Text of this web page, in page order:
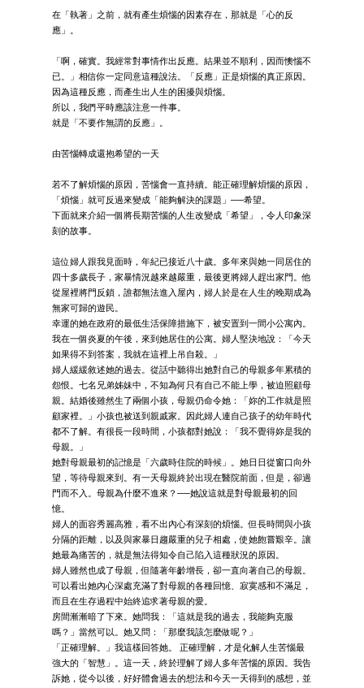
在「執著」之前，就有產生煩惱的因素存在，那就是「心的反
應」。
「啊，確實。我經常對事情作出反應。結果並不順利，因而懊惱不
已。」相信你一定同意這種說法。「反應」正是煩惱的真正原因。
因為這種反應，而產生出人生的困擾與煩惱。
所以，我們平時應該注意一件事。
就是「不要作無謂的反應」。
由苦惱轉成還抱希望的一天
若不了解煩惱的原因，苦惱會一直持續。能正確理解煩惱的原因，
「煩惱」就可反過來變成「能夠解決的課題」──希望。
下面就來介紹一個將長期苦惱的人生改變成「希望」，令人印象深
刻的故事。
這位婦人跟我見面時，年紀已接近八十歲。多年來與她一同居住的
四十多歲長子，家暴情況越來越嚴重，最後更將婦人趕出家門。他
從屋裡將門反鎖，誰都無法進入屋內，婦人於是在人生的晚期成為
無家可歸的遊民。
幸運的她在政府的最低生活保障措施下，被安置到一間小公寓內。
我在一個炎夏的午後，來到她居住的公寓。婦人堅決地說：「今天
如果得不到答案，我就在這裡上吊自殺。」
婦人緩緩敘述她的過去。從話中聽得出她對自己的母親多年累積的
怨恨。七名兄弟姊妹中，不知為何只有自己不能上學，被迫照顧母
親。結婚後雖然生了兩個小孩，母親仍命令她：「妳的工作就是照
顧家裡。」小孩也被送到親戚家。因此婦人連自己孩子的幼年時代
都不了解。有很長一段時間，小孩都對她說：「我不覺得妳是我的
母親。」
她對母親最初的記憶是「六歲時住院的時候」。她日日從窗口向外
望，等待母親來到。有一天母親終於出現在醫院前面，但是，卻過
門而不入。母親為什麼不進來？──她說這就是對母親最初的回
憶。
婦人的面容秀麗高雅，看不出內心有深刻的煩惱。但長時間與小孩
分隔的距離，以及與家暴日趨嚴重的兒子相處，使她飽嘗艱辛。讓
她最為痛苦的，就是無法得知令自己陷入這種狀況的原因。
婦人雖然也成了母親，但隨著年齡增長，卻一直向著自己的母親。
可以看出她內心深處充滿了對母親的各種回憶、寂寞感和不滿足，
而且在生存過程中始終追求著母親的愛。
房間漸漸暗了下來。她問我：「這就是我的過去，我能夠克服
嗎？」當然可以。她又問：「那麼我該怎麼做呢？」
「正確理解。」我這樣回答她。 正確理解，才是化解人生苦惱最
強大的「智慧」。這一天，終於理解了婦人多年苦惱的原因。我告
訴她，從今以後，好好體會過去的想法和今天一天得到的感想，並